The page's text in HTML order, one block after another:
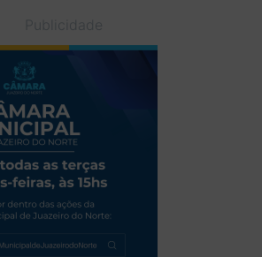
Publicidade